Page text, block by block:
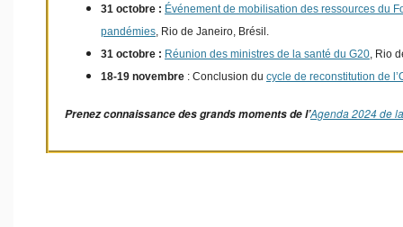
31 octobre : Événement de mobilisation des ressources du
pandémies, Rio de Janeiro, Brésil.
31 octobre : Réunion des ministres de la santé du G20, Rio
18-19 novembre : Conclusion du cycle de reconstitution de
Prenez connaissance des grands moments de l’Agenda 2024 de